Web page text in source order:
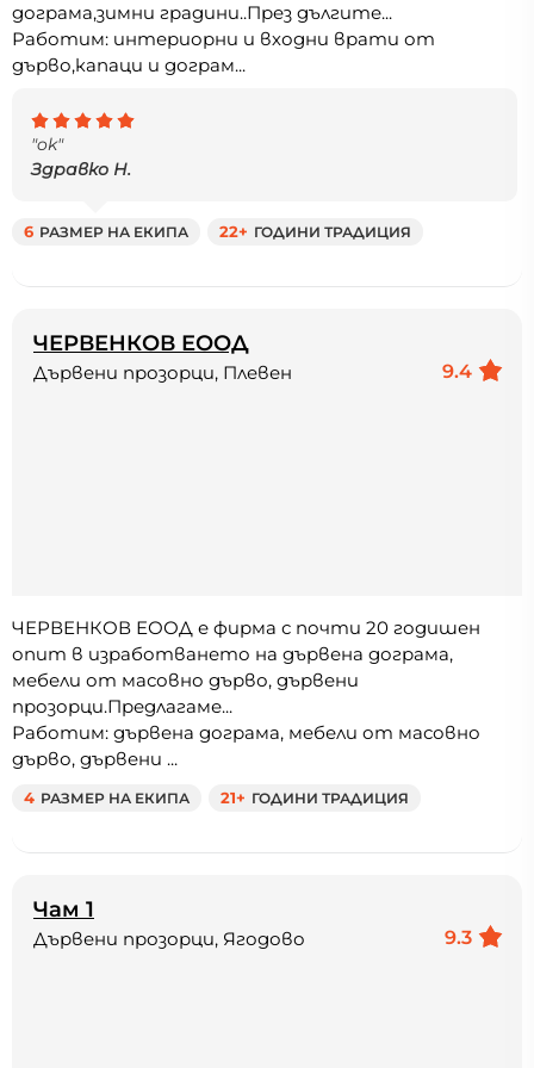
дограма,зимни градини..През дългите...
Работим: интериорни и входни врати от
дърво,капаци и дограм...
"ok"
Здравко Н.
6 РАЗМЕР НА ЕКИПА 22+ ГОДИНИ ТРАДИЦИЯ
ЧЕРВЕНКОВ ЕООД
9.4
Дървени прозорци, Плевен
ЧЕРВЕНКОВ ЕООД е фирма с почти 20 годишен
опит в изработването на дървена дограма,
мебели от масовно дърво, дървени
прозорци.Предлагаме...
Работим: дървена дограма, мебели от масовно
дърво, дървени ...
4 РАЗМЕР НА ЕКИПА 21+ ГОДИНИ ТРАДИЦИЯ
Чам 1
9.3
Дървени прозорци, Ягодово